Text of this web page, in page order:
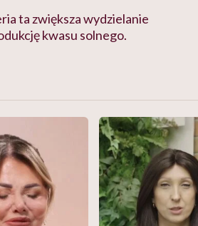
ta zwiększa wydzielanie
kwasu solnego.